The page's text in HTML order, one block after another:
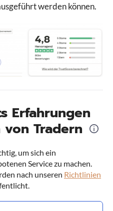
werden können.
Erfahrungen
Tradern
um sich ein
Service zu machen.
nach unseren Richtlinien